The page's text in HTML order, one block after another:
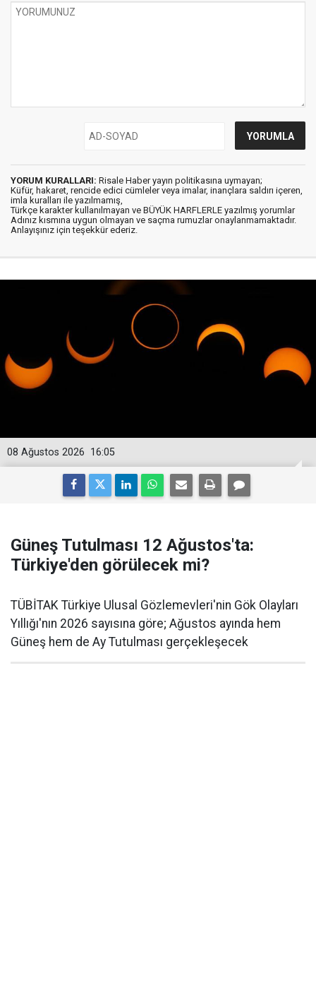
YORUM KURALLARI: Risale Haber yayın politikasına uymayan;
Küfür, hakaret, rencide edici cümleler veya imalar, inançlara saldırı içeren,
imla kuralları ile yazılmamış,
Türkçe karakter kullanılmayan ve BÜYÜK HARFLERLE yazılmış yorumlar
Adınız kısmına uygun olmayan ve saçma rumuzlar onaylanmamaktadır.
Anlayışınız için teşekkür ederiz.
16:05
08 Ağustos 2026
Güneş Tutulması 12 Ağustos'ta:
Türkiye'den görülecek mi?
TÜBİTAK Türkiye Ulusal Gözlemevleri'nin Gök Olayları
Yıllığı'nın 2026 sayısına göre; Ağustos ayında hem
Güneş hem de Ay Tutulması gerçekleşecek